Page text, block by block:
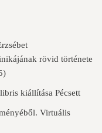
rövid története
kiállítása Pécsett
Virtuális